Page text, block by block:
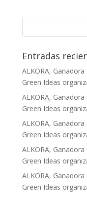
Entradas
ALKORA,
Green Ideas
ALKORA,
Green Ideas
ALKORA,
Green Ideas
ALKORA,
Green Ideas
ALKORA,
Green Ideas